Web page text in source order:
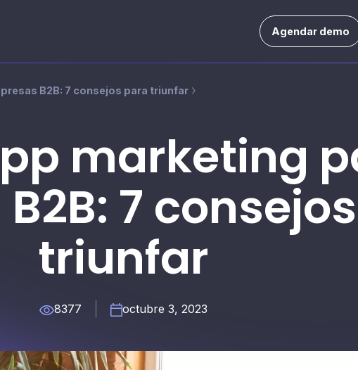
Agendar demo
B2B: 7 consejos para triunfar
marketing
7
triunfar
8377 octubre 3, 2023